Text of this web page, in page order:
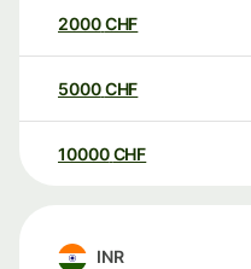
2000CHF
5000CHF
10000 CHF
INR